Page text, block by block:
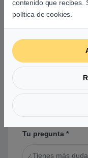
usuarios
una pregunta
Tu pregunta *
contenido que recibes.
política de cookies.